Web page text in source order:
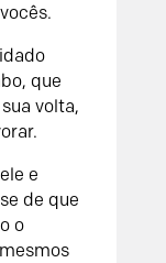
que
volta,
e
de que
o